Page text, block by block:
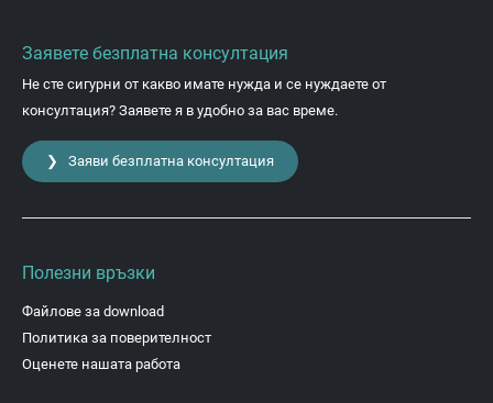
Заявете безплатна консултация
Не сте сигурни от какво имате нужда и се нуждаете от
консултация? Заявете я в удобно за вас време.
❯ Заяви безплатна консултация
Полезни връзки
Файлове за download
Политика за поверителност
Оценете нашата работа